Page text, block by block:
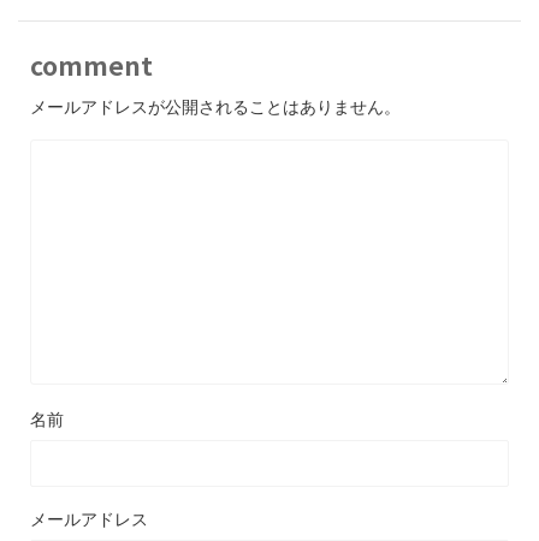
comment
メールアドレスが公開されることはありません。
名前
メールアドレス